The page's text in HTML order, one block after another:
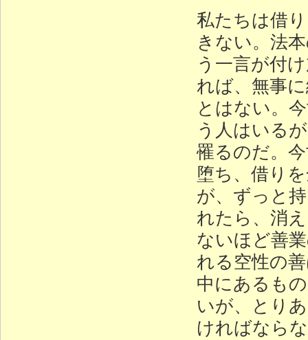
私たちは借
きない。法
う一言が付
れば、無事
とはない。
う人はいる
罹るのだ。
堕ち、借り
が、ずっと
れたら、消
ないほど善
れる空性の
中にあるも
いが、とり
ければなら